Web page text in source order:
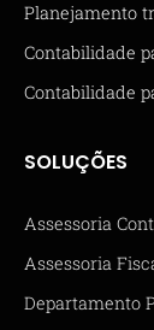
Planejamento
Contabilidade
Contabilidade
SOLUÇÕES
Assessoria
Assessoria
Departamento